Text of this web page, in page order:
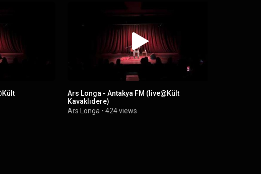
Ars Longa - Antakya FM (live@Kült
Kavaklıdere)
Ars Longa •424 views